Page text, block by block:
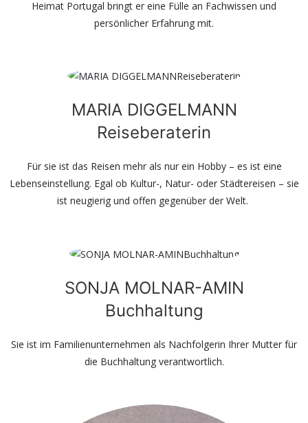
Heimat Portugal bringt er eine Fülle an Fachwissen und
persönlicher Erfahrung mit.
MARIA DIGGELMANN
Reiseberaterin
Für sie ist das Reisen mehr als nur ein Hobby – es ist eine
Lebenseinstellung. Egal ob Kultur-, Natur- oder Städtereisen – sie
ist neugierig und offen gegenüber der Welt.
SONJA MOLNAR-AMIN
Buchhaltung
Sie ist im Familienunternehmen als Nachfolgerin Ihrer Mutter für
die Buchhaltung verantwortlich.